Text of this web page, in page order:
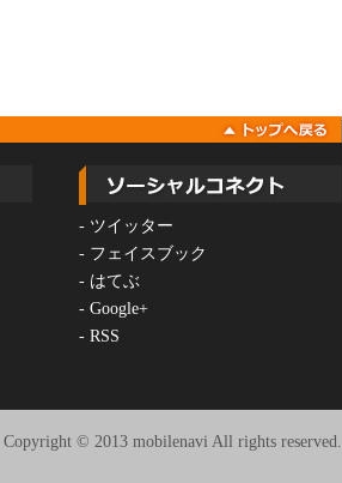
- ツイッター
- フェイスブック
- はてぶ
- Google+
- RSS
Copyright © 2013 mobilenavi All rights reserved.